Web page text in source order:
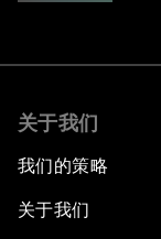
关于我们
我们的策略
关于我们